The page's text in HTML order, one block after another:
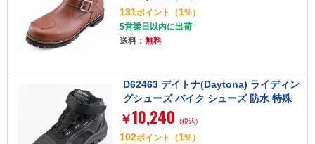
131ポイント （1%）
5営業日以内に出荷
送料： 無料
D62463 デイトナ(Daytona) ライディン
グシューズ バイク シューズ 防水 特殊
インソール 歩きやすい R-WP DS-502
ブラック 25.5cm
￥10,240 (税込)
102ポイント （1%）